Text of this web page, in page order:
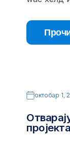
октобар 1,